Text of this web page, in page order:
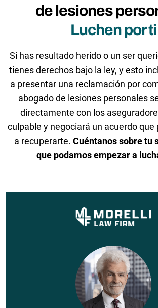
de lesiones
Luchen por ti
Si has resultado herido o un ser
tienes derechos bajo la ley, y esto
a presentar una reclamación por
abogado de lesiones personales
directamente con los
culpable y negociará un acuerdo que
a recuperarte. Cuéntanos sobre tu
que podamos empezar a